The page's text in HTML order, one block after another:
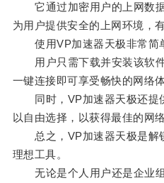
它通过加密用户的上网数据
为用户提供安全的上网环境，
使用VP加速器天极非常简
用户只需下载并安装该软件
一键连接即可享受畅快的网络体
同时，VP加速器天极还提
以自由选择，以获得最佳的网
总之，VP加速器天极是解
理想工具。
无论是个人用户还是企业组